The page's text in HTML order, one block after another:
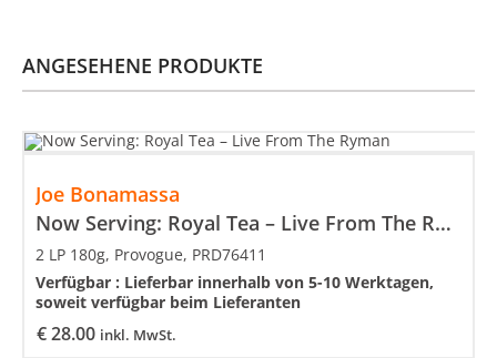
ANGESEHENE PRODUKTE
Joe Bonamassa
Now Serving: Royal Tea – Live From The Ryman
€28.00 inkl. MwSt.
2 LP 180g, Provogue, PRD76411
Verfügbar : Lieferbar innerhalb von 5-10 Werktagen,
soweit verfügbar beim Lieferanten